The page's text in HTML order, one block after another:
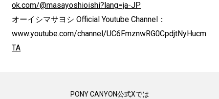
ok.com/@masayoshioishi?lang=ja-JP
オーイシマサヨシ Official Youtube Channel：
www.youtube.com/channel/UC6FmznwRG0CpdjtNyHucm
TA
PONY CANYON公式Xでは